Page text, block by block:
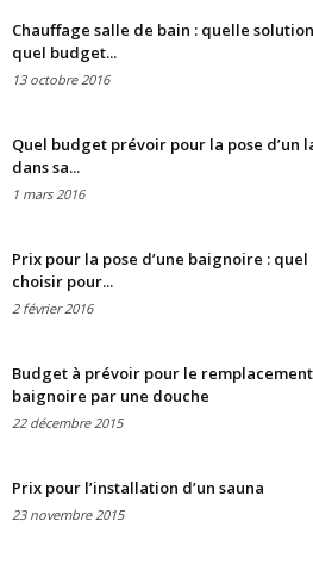
Chauffage salle de bain : quelle
quel budget...
13 octobre 2016
Quel budget prévoir pour la pose d’un
dans sa...
1 mars 2016
Prix pour la pose d’une baignoire :
choisir pour...
2 février 2016
Budget à prévoir pour le remplacement
baignoire par une douche
22 décembre 2015
Prix pour l’installation d’un sauna
23 novembre 2015